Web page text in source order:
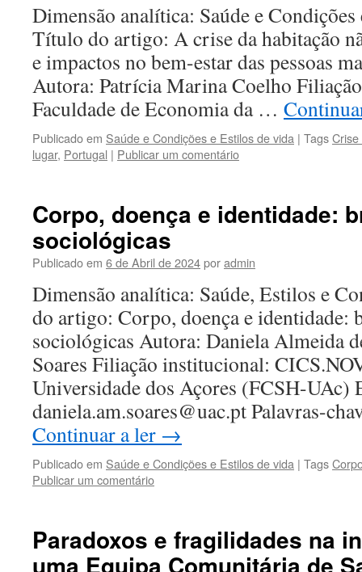
Dimensão analítica: Saúde e
Título do artigo: A crise da habitação
e impactos no bem-estar das pessoas
Autora: Patrícia Marina Coelho
Faculdade de Economia da …
Publicado em Saúde e Condições e Estilos de vida | Tags
lugar, Portugal | Publicar um comentário
Corpo, doença e identidade:
sociológicas
Publicado em 6 de Abril de 2024poradmin
Dimensão analítica: Saúde, Estilos e
do artigo: Corpo, doença e identidade:
sociológicas Autora: Daniela Almeida
Soares Filiação institucional:
Universidade dos Açores (FCSH-UAc)
daniela.am.soares@uac.pt Palavras-
Continuar a ler →
Publicado em Saúde e Condições e Estilos de vida | Tags
Publicar um comentário
Paradoxos e fragilidades na
uma Equipa Comunitária de